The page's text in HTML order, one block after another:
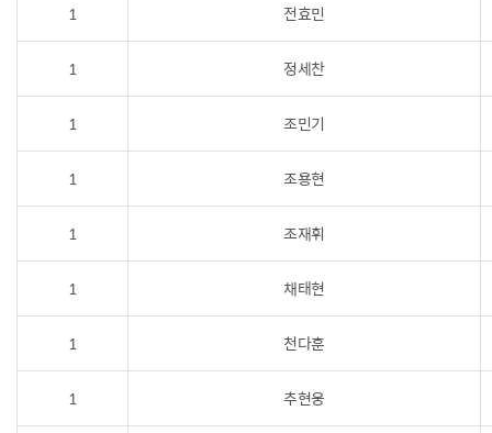
1 전효민
1 정세찬
1 조민기
1 조용현
1 조재휘
1 채태현
1 천다훈
1 추현웅